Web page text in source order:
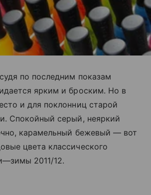
по последним показам
ярким и броским. Но в
и для поклонниц старой
Спокойный серый, неяркий
карамельный бежевый — вот
цвета классического
2011/12.